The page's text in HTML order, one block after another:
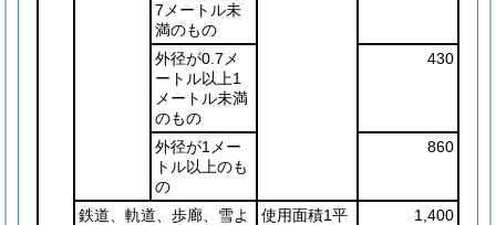
7メートル未
満のもの
外径が0.7メ
ートル以上1
メートル未満
のもの
430
外径が1メー
トル以上のも
の
860
鉄道、軌道、歩廊、雪よ
使用面積1平
1,400